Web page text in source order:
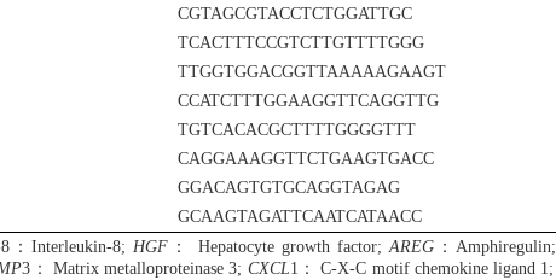
CGTAGCGTACCTCTGGATTGC
TCACTTTCCGTCTTGTTTTGGG
TTGGTGGACGGTTAAAAAGAAGT
CCATCTTTGGAAGGTTCAGGTTG
TGTCACACGCTTTTGGGGTTT
CAGGAAAGGTTCTGAAGTGACC
GGACAGTGTGCAGGTAGAG
GCAAGTAGATTCAATCATAACC
：Interleukin-8;HGF ： Hepatocyte growth factor; AREG：Amphiregulin;
3： Matrix metalloproteinase 3; CXCL1： C-X-C motif chemokine ligand 1;